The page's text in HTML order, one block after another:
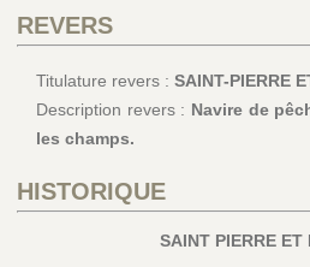
REVERS
Titulature revers : SAINT-PIERRE
Description revers : Navire de
les champs.
HISTORIQUE
SAINT PIERRE ET